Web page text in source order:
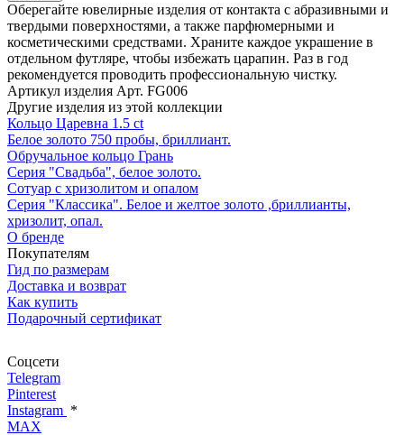
Оберегайте ювелирные изделия от контакта с абразивными и
твердыми поверхностями, а также парфюмерными и
косметическими средствами. Храните каждое украшение в
отдельном футляре, чтобы избежать царапин. Раз в год
рекомендуется проводить профессиональную чистку.
Артикул изделия Арт. FG006
Другие изделия из этой коллекции
Кольцо Царевна 1.5 ct
Белое золото 750 пробы, бриллиант.
Обручальное кольцо Грань
Серия "Свадьба", белое золото.
Сотуар с хризолитом и опалом
Серия "Классика". Белое и желтое золото ,бриллианты,
хризолит, опал.
О бренде
Покупателям
Гид по размерам
Доставка и возврат
Как купить
Подарочный сертификат
Соцсети
Telegram
Pinterest
Instagram *
MAX